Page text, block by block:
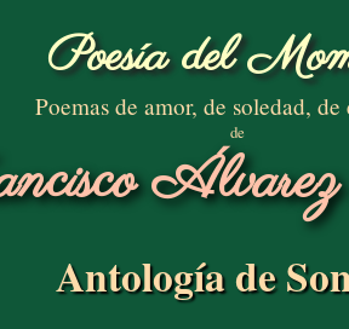
Poesía del
Poemas de amor, de soledad, de
de
Antología de